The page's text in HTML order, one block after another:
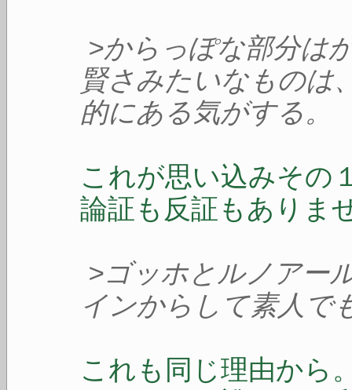
>からっぽな部分は
賢さみたいなものは
的にある気がする。
これが思い込みその
論証も反証もありま
>ゴッホとルノアー
インからして素人で
これも同じ理由から